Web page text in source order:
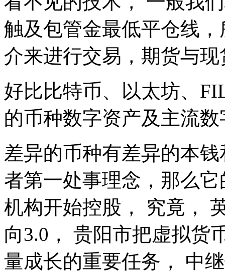
触及包管金最低平仓线
介来进行交易，期货与
好比比特币、以太坊、
的币种数字资产及主流
差异的币种有差异的本
者第一处事理念，那么
机构开始控股， 究竟，
向3.0， 贵阳市把虚拟货
量成长的重要任务， 中